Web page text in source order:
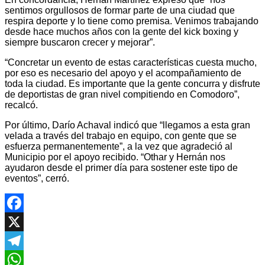
sentimos orgullosos de formar parte de una ciudad que
respira deporte y lo tiene como premisa. Venimos trabajando
desde hace muchos años con la gente del kick boxing y
siempre buscaron crecer y mejorar”.
“Concretar un evento de estas características cuesta mucho,
por eso es necesario del apoyo y el acompañamiento de
toda la ciudad. Es importante que la gente concurra y disfrute
de deportistas de gran nivel compitiendo en Comodoro”,
recalcó.
Por último, Darío Achaval indicó que “llegamos a esta gran
velada a través del trabajo en equipo, con gente que se
esfuerza permanentemente”, a la vez que agradeció al
Municipio por el apoyo recibido. “Othar y Hernán nos
ayudaron desde el primer día para sostener este tipo de
eventos”, cerró.
Facebook
X
Telegram